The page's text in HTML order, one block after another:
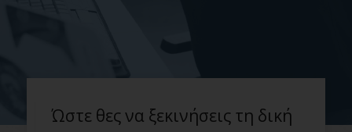
Ώστε θες να ξεκινήσεις τη δική